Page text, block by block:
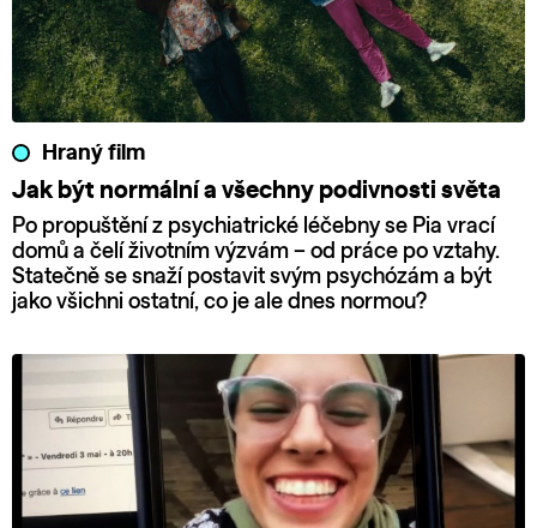
Hraný film
Jak být normální a všechny podivnosti světa
Po propuštění z psychiatrické léčebny se Pia vrací
domů a čelí životním výzvám – od práce po vztahy.
Statečně se snaží postavit svým psychózám a být
jako všichni ostatní, co je ale dnes normou?